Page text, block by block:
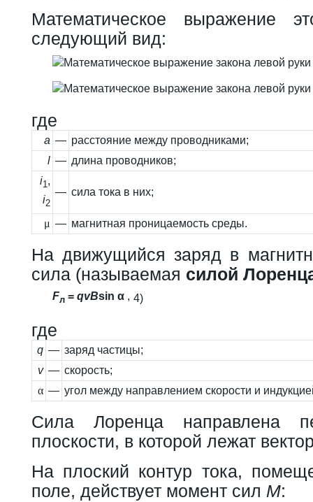
Математическое выражение
следующий вид:
где
а — расстояние между проводниками;
l — длина проводников;
i1,
i2
— сила тока в них;
μ — магнитная проницаемость среды.
На движущийся заряд в
сила (называемая силой
Fл = qvBsin α , 4)
где
q — заряд частицы;
v — скорость;
α — угол между направлением скорости и
Сила Лоренца направлена
плоскости, в которой лежат
На плоский контур тока,
поле, действует момент сил M: